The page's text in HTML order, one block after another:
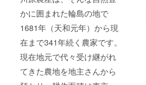
かに囲まれた輪島の地で
1681年（天和元年）から現
在まで341年続く農家です。
現在地元で代々受け継がれ
てきた農地を地主さんから